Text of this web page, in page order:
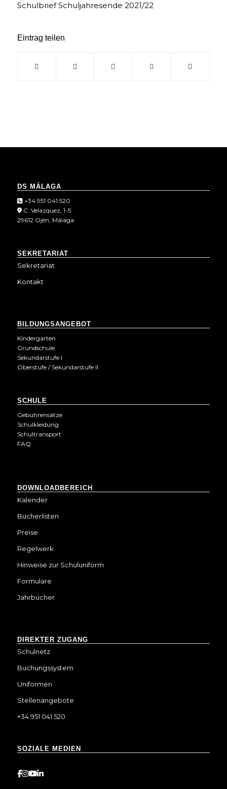
Schulbrief Schuljahresende 2021/22
Eintrag teilen
DS MÁLAGA
+34 951 041 520
C. Velazquez, 1-5
29612 Ojén, Málaga
SEKRETARIAT
Sekretariat
Kontakt
BILDUNGSANGEBOT
Kindergarten
Grundschule
Sekundarstufe I
Oberstufe / Sekundarstufe II
SCHULE
Gebührensätze
Schulkleidung
Schultransport
FAQ
DOWNLOADBEREICH
Kalender
Bücherlisten
Preise
Regelwerk
Hinweise zur Schuluniform
Formulare
Jahrbücher
DIREKTER ZUGANG
Schulnetz
Buchungssystem
Uniformen
Stellenangebote
+34 951 041 520
SOZIALE MEDIEN